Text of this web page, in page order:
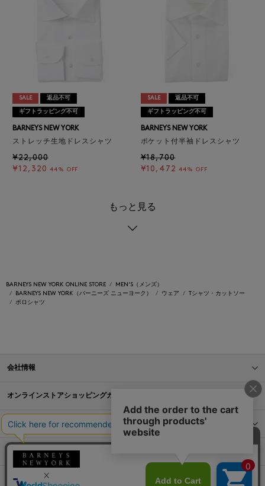
SALE 返品不可
ギフトラッピング不可
BARNEYS NEW YORK
ストレッチ生地ドレスシャツ
¥22,000
¥12,320 44% OFF
SALE 返品不可
ギフトラッピング不可
BARNEYS NEW YORK
ポケット付半袖ドレスシャツ
¥18,700
¥10,472 44% OFF
もっと見る
BARNEYS NEW YORK ONLINE STORE
MEN'S（メンズ）
BARNEYS NEW YORK（バーニーズ ニューヨーク）
ウェア
Tシャツ・カットソー
ポロシャツ
会社情報
オンラインストアショッピングガイド
店舗情報
サービス
BLOG